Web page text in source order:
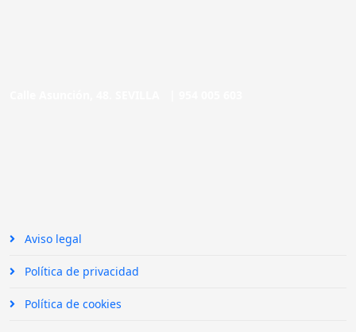
Aviso legal
Política de privacidad
Política de cookies